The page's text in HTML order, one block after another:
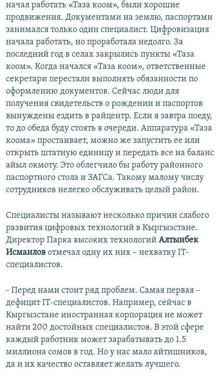
начал работать «Таза коом», были хорошие
продвижения. Документами на землю, паспортами
занимался только один специалист. Цифровизация
начала работать, но проработала недолго. За
последний год в селах закрылись пункты «Таза
коом». Когда начался «Таза коом», ответственные
секретари перестали выполнять обязанности по
оформлению документов. Сейчас люди для
получения свидетельств о рождении и паспортов
вынуждены ездить в райцентр. Если я завтра поеду,
то до обеда буду стоять в очереди. Аппаратура «Таза
коома» простаивает, можно же запустить ее или
открыть штатную единицу и передать все на баланс
айыл окмоту. Это облегчило бы работу районного
паспортного стола и ЗАГСа. Такому малому числу
сотрудников нелегко обслуживать целый район.
Специалисты называют несколько причин слабого
развития цифровых технологий в Кыргызстане.
Директор Парка высоких технологий Алтынбек
Исмаилов отмечал одну их них – нехватку IT-
специалистов.
- Перед нами стоит ряд проблем. Самая первая –
дефицит IT-специалистов. Например, сейчас в
Кыргызстане иностранная корпорация не может
найти 200 достойных специалистов. В этой сфере
каждый работник может зарабатывать до 1.5
миллиона сомов в год. Но у нас мало айтишников,
да и их качество оставляет желать лучшего.